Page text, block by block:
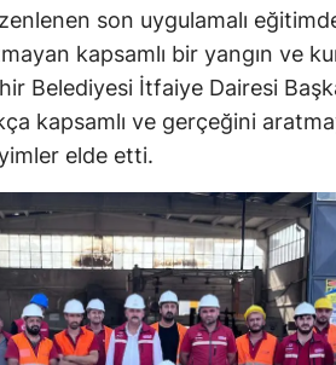
son uygulamalı
kapsamlı bir yangın ve
Belediyesi İtfaiye Dairesi
kapsamlı ve gerçeğini
elde etti.